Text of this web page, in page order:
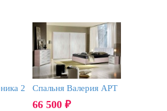
2 Спальня Валерия АРТ
66 500 ₽